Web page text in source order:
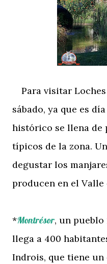
Para visitar
sábado, ya que es
histórico se llena de
típicos de la zona.
degustar los
producen en el Valle
*Montrésor, un
llega a 400
Indrois, que tiene un